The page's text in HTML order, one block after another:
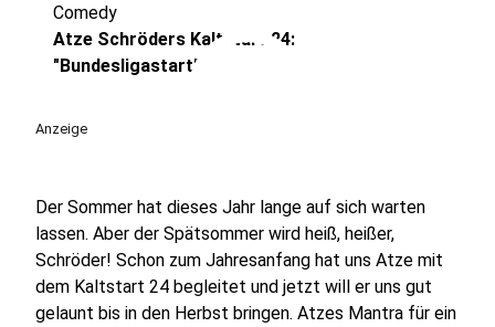
play_circle
Comedy
Atze Schröders Kaltstart 24:
"Bundesligastart"
Anzeige
Der Sommer hat dieses Jahr lange auf sich warten
lassen. Aber der Spätsommer wird heiß, heißer,
Schröder! Schon zum Jahresanfang hat uns Atze mit
dem Kaltstart 24 begleitet und jetzt will er uns gut
gelaunt bis in den Herbst bringen. Atzes Mantra für ein